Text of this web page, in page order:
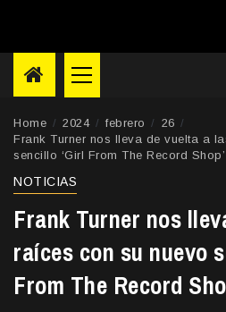
Primary
Menu
Home 2024 febrero
26
Frank Turner nos lleva de vuelta a
sencillo ‘Girl From The Record Shop’
NOTICIAS
Frank Turner nos
raíces con su nuevo
From The Record